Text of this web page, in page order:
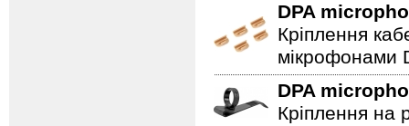
DPA
Кріплення
мікрофонами
DPA
Кріплення на